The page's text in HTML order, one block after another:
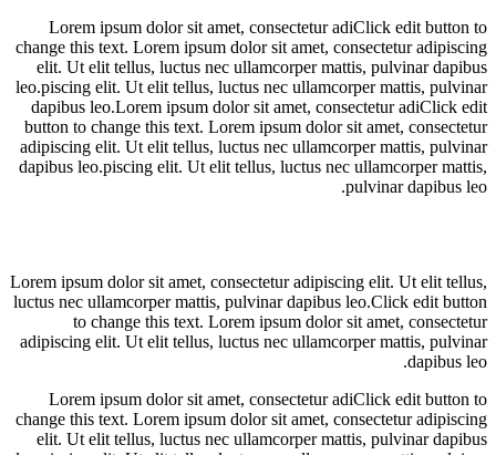
Lorem ipsum dolor sit amet, consectetur adiClick edit button to
change this text. Lorem ipsum dolor sit amet, consectetur adipiscing
elit. Ut elit tellus, luctus nec ullamcorper mattis, pulvinar dapibus
leo.piscing elit. Ut elit tellus, luctus nec ullamcorper mattis, pulvinar
dapibus leo.Lorem ipsum dolor sit amet, consectetur adiClick edit
button to change this text. Lorem ipsum dolor sit amet, consectetur
adipiscing elit. Ut elit tellus, luctus nec ullamcorper mattis, pulvinar
dapibus leo.piscing elit. Ut elit tellus, luctus nec ullamcorper mattis,
pulvinar dapibus leo.
Lorem ipsum dolor sit amet, consectetur adipiscing elit. Ut elit tellus,
luctus nec ullamcorper mattis, pulvinar dapibus leo.Click edit button
to change this text. Lorem ipsum dolor sit amet, consectetur
adipiscing elit. Ut elit tellus, luctus nec ullamcorper mattis, pulvinar
dapibus leo.
Lorem ipsum dolor sit amet, consectetur adiClick edit button to
change this text. Lorem ipsum dolor sit amet, consectetur adipiscing
elit. Ut elit tellus, luctus nec ullamcorper mattis, pulvinar dapibus